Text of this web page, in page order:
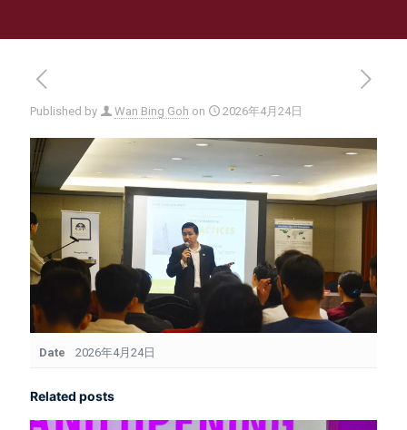
Published by Wan Bing Goh on 2026年4月24日
Date 2026年4月24日
Related posts